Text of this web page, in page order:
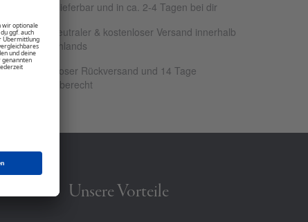
Sofort lieferbar und in ca. 2-4 Tagen bei dir
Klimaneutraler & kostenloser Versand innerhalb
Deutschlands
Kostenloser Rückversand und 14 Tage
Rückgaberecht
Unsere Vorteile